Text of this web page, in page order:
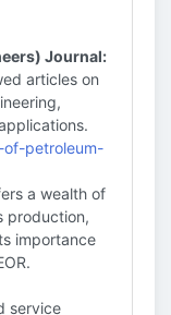
Journal:
articles on
of-petroleum-
a wealth of
production,
importance
service